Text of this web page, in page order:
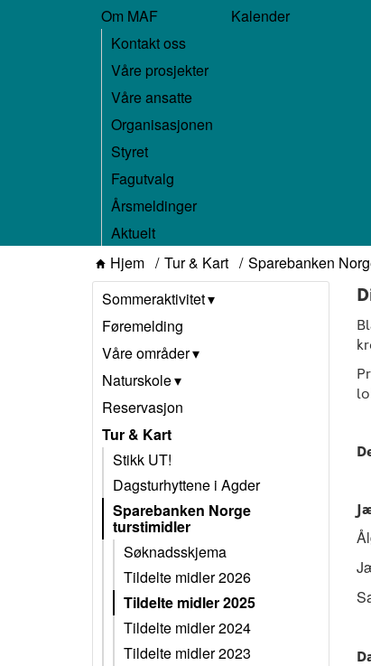
Om MAF
Kontakt oss
Våre prosjekter
Våre ansatte
Organisasjonen
Styret
Fagutvalg
Årsmeldinger
Aktuelt
Kalender
Hjem Tur & Kart Sparebanken
Sommeraktivitet
Føremelding
Våre områder
Naturskole
Reservasjon
Tur & Kart
Stikk UT!
Dagsturhyttene i Agder
Sparebanken Norge
turstimidler
Søknadsskjema
Tildelte midler 2026
Tildelte midler 2025
Tildelte midler 2024
Tildelte midler 2023